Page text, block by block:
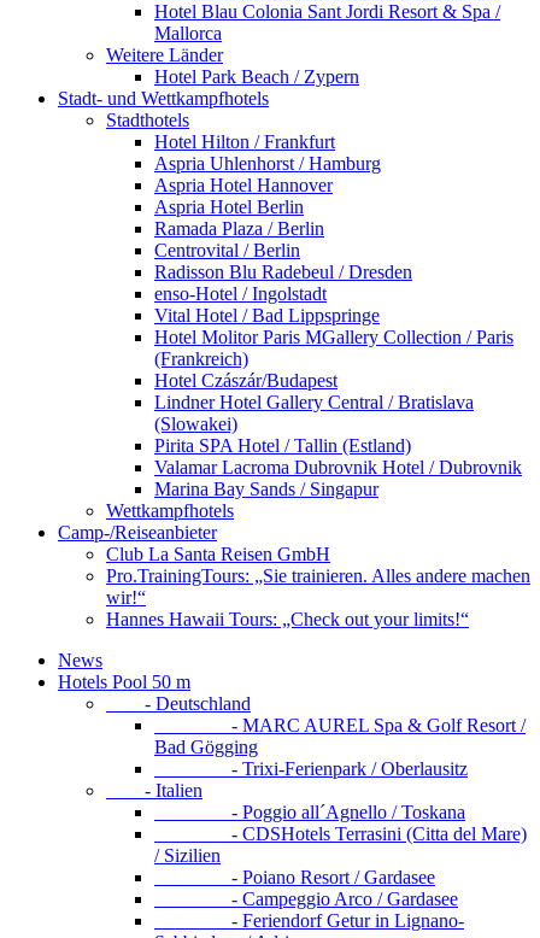
Hotel Blau Colonia Sant Jordi Resort & Spa /
Mallorca
Weitere Länder
Hotel Park Beach / Zypern
Stadt- und Wettkampfhotels
Stadthotels
Hotel Hilton / Frankfurt
Aspria Uhlenhorst / Hamburg
Aspria Hotel Hannover
Aspria Hotel Berlin
Ramada Plaza / Berlin
Centrovital / Berlin
Radisson Blu Radebeul / Dresden
enso-Hotel / Ingolstadt
Vital Hotel / Bad Lippspringe
Hotel Molitor Paris MGallery Collection / Paris
(Frankreich)
Hotel Czászár/Budapest
Lindner Hotel Gallery Central / Bratislava
(Slowakei)
Pirita SPA Hotel / Tallin (Estland)
Valamar Lacroma Dubrovnik Hotel / Dubrovnik
Marina Bay Sands / Singapur
Wettkampfhotels
Camp-/Reiseanbieter
Club La Santa Reisen GmbH
Pro.TrainingTours: „Sie trainieren. Alles andere machen
wir!“
Hannes Hawaii Tours: „Check out your limits!“
News
Hotels Pool 50 m
- Deutschland
- MARC AUREL Spa & Golf Resort /
Bad Gögging
- Trixi-Ferienpark / Oberlausitz
- Italien
- Poggio all´Agnello / Toskana
- CDSHotels Terrasini (Citta del Mare)
/ Sizilien
- Poiano Resort / Gardasee
- Campeggio Arco / Gardasee
- Feriendorf Getur in Lignano-